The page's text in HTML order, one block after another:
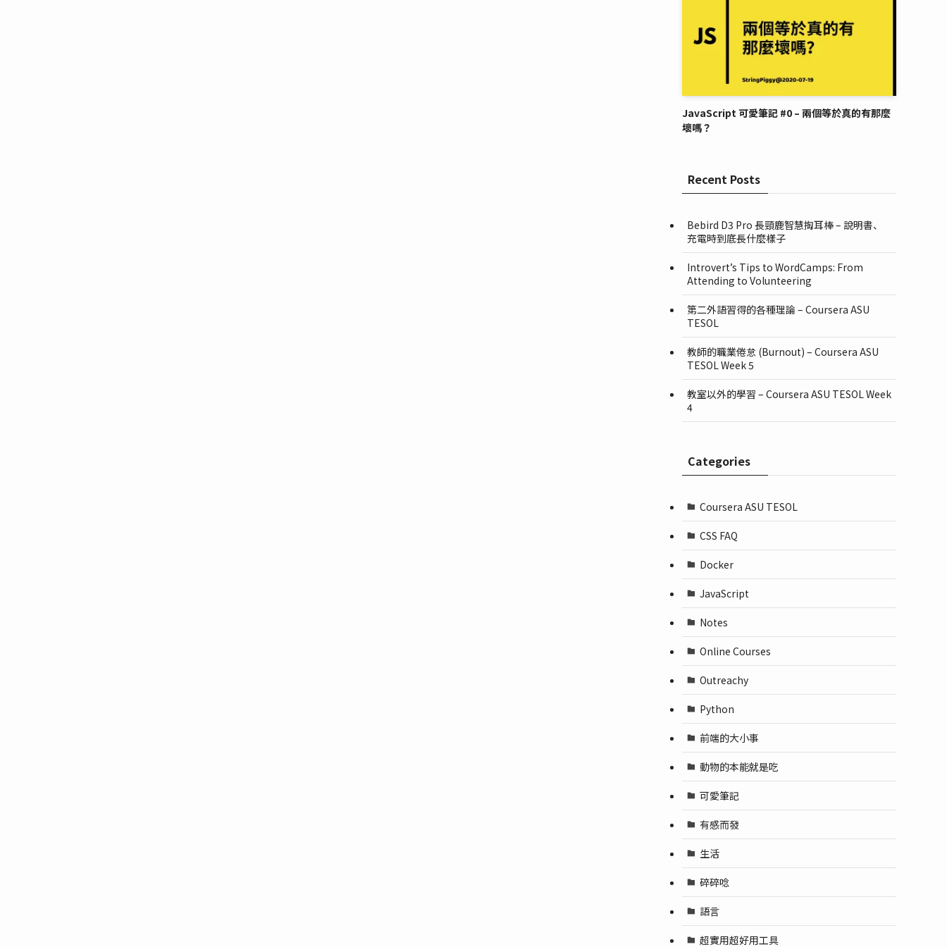
JavaScript 可愛筆記 #0 – 兩個等於真的有那麼
壞嗎？
Recent Posts
Bebird D3 Pro 長頸鹿智慧掏耳棒 – 說明書、
充電時到底長什麼樣子
Introvert’s Tips to WordCamps: From
Attending to Volunteering
第二外語習得的各種理論 – Coursera ASU
TESOL
教師的職業倦怠 (Burnout) – Coursera ASU
TESOL Week 5
教室以外的學習 – Coursera ASU TESOL Week
4
Categories
Coursera ASU TESOL
CSS FAQ
Docker
JavaScript
Notes
Online Courses
Outreachy
Python
前端的大小事
動物的本能就是吃
可愛筆記
有感而發
生活
碎碎唸
語言
超實用超好用工具